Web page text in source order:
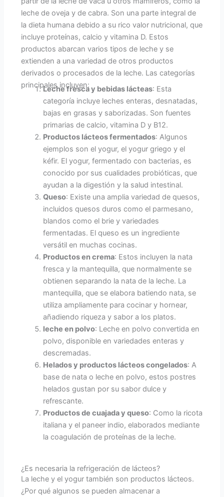
leche de oveja y de cabra. Son una parte integral de
la dieta humana debido a su rico valor nutricional, que
incluye proteínas, calcio y vitamina D. Estos
productos abarcan varios tipos de leche y se
extienden a una variedad de otros productos
derivados o procesados de la leche. Las categorías
principales incluyen:
Leche fresca y bebidas lácteas: Esta
categoría incluye leches enteras, desnatadas,
bajas en grasas y saborizadas. Son fuentes
primarias de calcio, vitamina D y B12.
Productos lácteos fermentados: Algunos
ejemplos son el yogur, el yogur griego y el
kéfir. El yogur, fermentado con bacterias, es
conocido por sus cualidades probióticas, que
ayudan a la digestión y la salud intestinal.
Queso: Existe una amplia variedad de quesos,
incluidos quesos duros como el parmesano,
blandos como el brie y variedades
fermentadas. El queso es un ingrediente
versátil en muchas cocinas.
Productos en crema: Estos incluyen la nata
fresca y la mantequilla, que normalmente se
obtienen separando la nata de la leche. La
mantequilla, que se elabora batiendo nata, se
utiliza ampliamente para cocinar y hornear,
añadiendo riqueza y sabor a los platos.
leche en polvo: Leche en polvo convertida en
polvo, disponible en variedades enteras y
descremadas.
Helados y productos lácteos congelados: A
base de nata o leche en polvo, estos postres
helados gustan por su sabor dulce y
refrescante.
Productos de cuajada y queso: Como la ricota
italiana y el paneer indio, elaborados mediante
la coagulación de proteínas de la leche.
¿Es necesaria la refrigeración de lácteos?
La leche y el yogur también son productos lácteos.
¿Por qué algunos se pueden almacenar a